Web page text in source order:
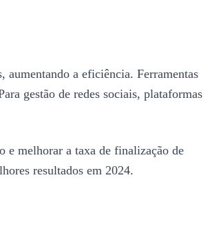
aumentando a eficiência. Ferramentas
gestão de redes sociais, plataformas
e melhorar a taxa de finalização de
resultados em 2024.